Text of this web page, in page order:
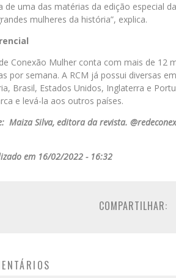
de uma das matérias da edição especial
mulheres da história”, explica.
Conexão Mulher conta com mais de 12
por semana. A RCM já possui diversas
Brasil, Estados Unidos, Inglaterra e
e levá-la aos outros países.
Maiza Silva, editora da revista.
em 16/02/2022 - 16:32
COMPARTILHAR: